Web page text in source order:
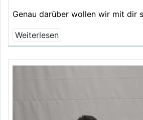
Genau darüber wollen wir mit dir
Weiterlesen